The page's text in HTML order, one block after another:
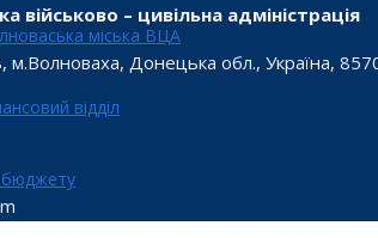
міська ВЦА
відділ
бюджету
військово – цивільна адміністрація
м.Волноваха, Донецька обл., Україна,